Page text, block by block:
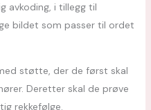
avkoding, i tillegg til
bildet som passer til ordet
støtte, der de først skal
Deretter skal de prøve
rekkefølge.